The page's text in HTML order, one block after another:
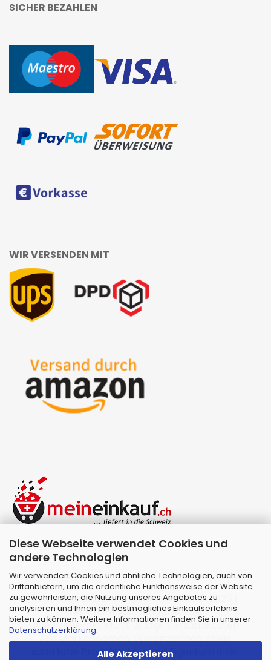
Diese Webseite verwendet Cookies und
andere Technologien
Wir verwenden Cookies und ähnliche Technologien, auch von
Drittanbietern, um die ordentliche Funktionsweise der Website
zu gewährleisten, die Nutzung unseres Angebotes zu
analysieren und Ihnen ein bestmögliches Einkaufserlebnis
bieten zu können. Weitere Informationen finden Sie in unserer
Datenschutzerklärung.
Alle Akzeptieren
SICHER BEZAHLEN
WIR VERSENDEN MIT
Webshop erstellenmit Gambio.de © 2026 |
Template vonJungCreative.
Alle Preise inkl. MwSt. & zzgl. Versandkosten
Alle Markennamen, Warenzeichen sowie
sämtliche Produktbilder sind Eigentum Ihrer